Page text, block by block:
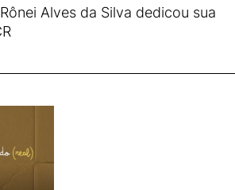
Alves da Silva dedicou sua